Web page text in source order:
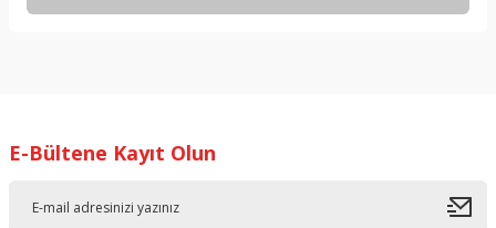
Ürün resmi kalitesiz, bozuk veya görüntülenemiyor.
E-Bültene Kayıt Olun